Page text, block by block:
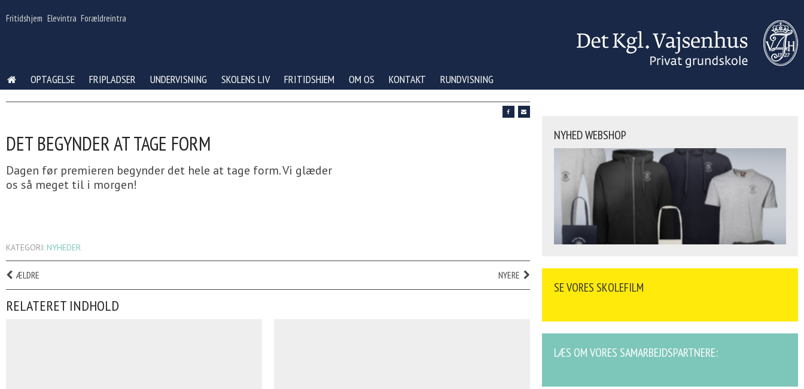
tilFritidshjem Elevintra Forældreintra
OPTAGELSE FRIPLADSER UNDERVISNING SKOLENS LIV FRITIDSHJEM OM OS KONTAKT RUNDVISNING
DET BEGYNDER AT TAGE FORM
Dagen før premieren begynder det hele at tage form. Vi glæder
os så meget til i morgen!
KATEGORI: NYHEDER
ÆLDRE NYERE
RELATERET INDHOLD
NYHED WEBSHOP
SE VORES SKOLEFILM
LÆS OM VORES SAMARBEJDSPARTNERE: